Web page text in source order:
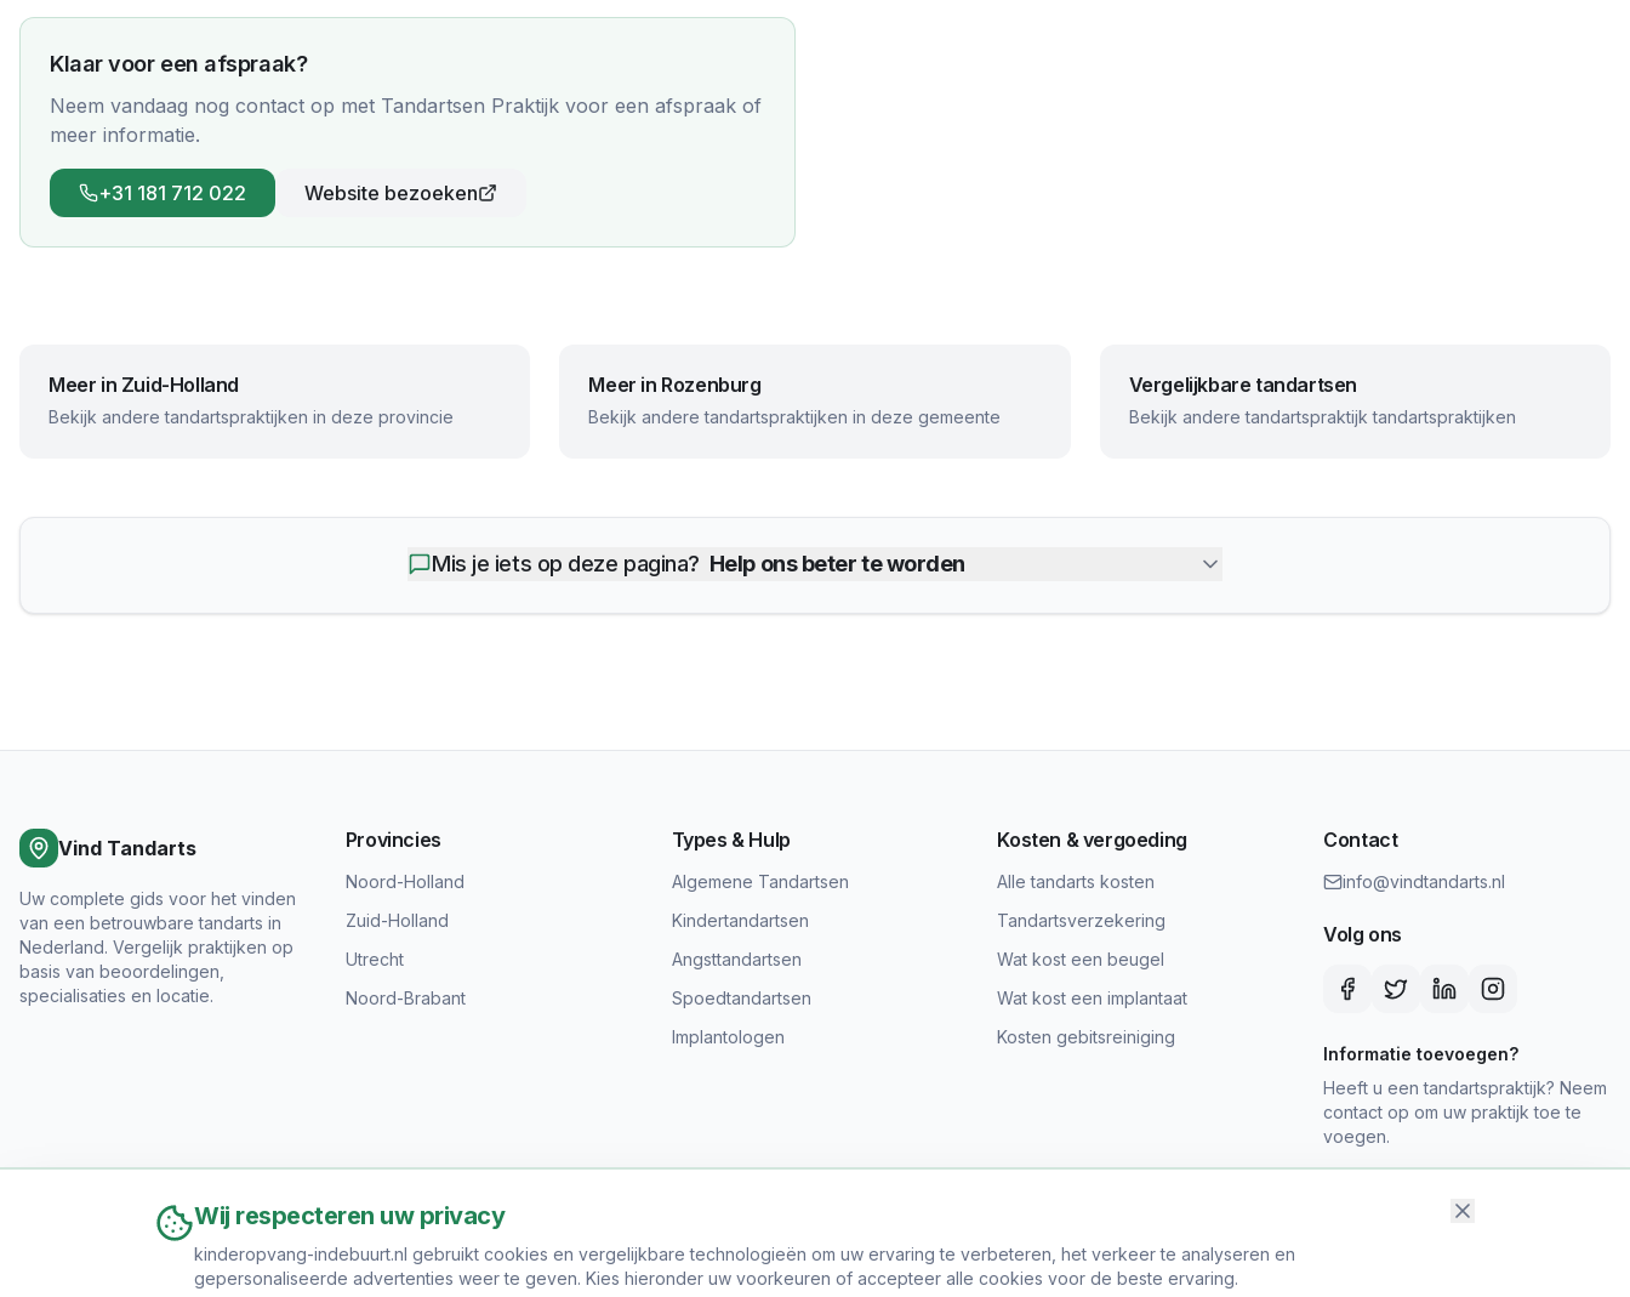
Klaar voor een afspraak?
Neem vandaag nog contact op met Tandartsen Praktijk voor een afspraak of
meer informatie.
+31 181 712 022 Website bezoeken
Meer in Zuid-Holland
Bekijk andere tandartspraktijken in deze provincie
Meer in Rozenburg
Bekijk andere tandartspraktijken in deze gemeente
Vergelijkbare tandartsen
Bekijk anderetandartspraktijk tandartspraktijken
Mis je iets op deze pagina? Help ons beter te worden
Vind Tandarts
Uw complete gids voor het vinden
van een betrouwbare tandarts in
Nederland. Vergelijk praktijken op
basis van beoordelingen,
specialisaties en locatie.
Provincies
Noord-Holland
Zuid-Holland
Utrecht
Noord-Brabant
Types & Hulp
Algemene Tandartsen
Kindertandartsen
Angsttandartsen
Spoedtandartsen
Implantologen
Kosten & vergoeding
Alle tandarts kosten
Tandartsverzekering
Wat kost een beugel
Wat kost een implantaat
Kosten gebitsreiniging
Contact
info@vindtandarts.nl
Volg ons
Informatie toevoegen?
Heeft u een tandartspraktijk? Neem
contact op om uw praktijk toe te
voegen.
© 2024 Vind Tandarts. Alle rechten voorbehouden.
Wij respecteren uw privacy
kinderopvang-indebuurt.nl gebruikt cookies en vergelijkbare technologieën om uw ervaring te verbeteren, het verkeer te analyseren en
gepersonaliseerde advertenties weer te geven. Kies hieronder uw voorkeuren of accepteer alle cookies voor de beste ervaring.